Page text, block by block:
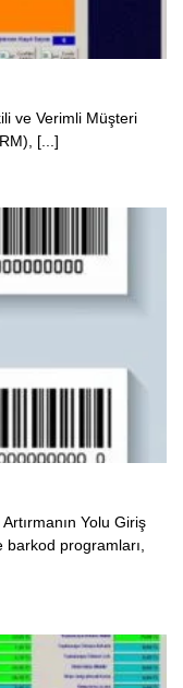
ve Verimli Müşteri
[...]
Yolu Giriş
programları,